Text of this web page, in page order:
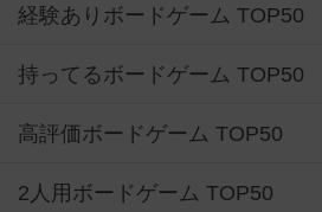
経験ありボードゲーム TOP50
持ってるボードゲーム TOP50
高評価ボードゲーム TOP50
2人用ボードゲーム TOP50